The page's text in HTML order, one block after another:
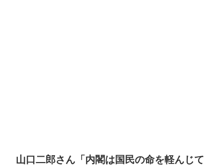
山口二郎さん「内閣は国民の命を軽んじて